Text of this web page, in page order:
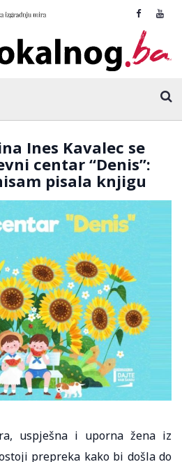
Ines Kavalec se
centar “Denis”:
pisala knjigu
uspješna i uporna žena iz
prepreka kako bi došla do